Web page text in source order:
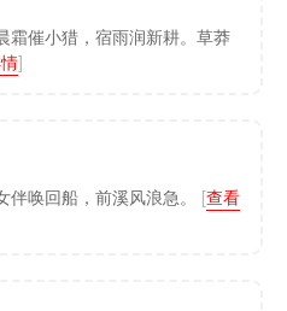
霜催小猎，宿雨润新耕。草莽
]
唤回船，前溪风浪急。 [查看